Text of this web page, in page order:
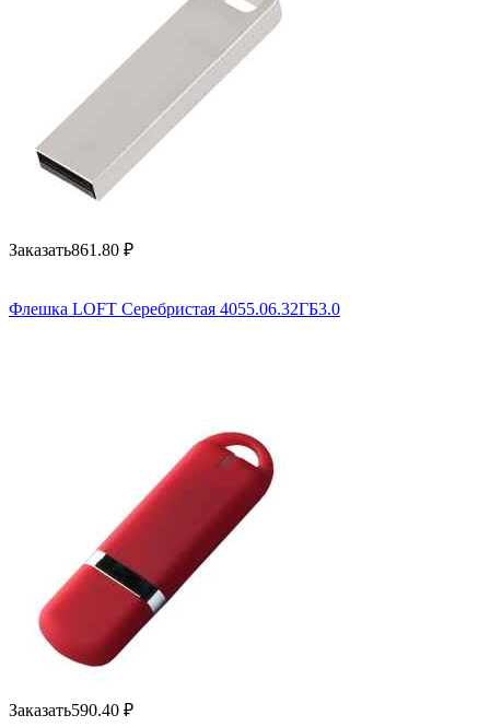
Заказать861.80 ₽
Флешка LOFT Серебристая 4055.06.32ГБ3.0
Заказать590.40 ₽